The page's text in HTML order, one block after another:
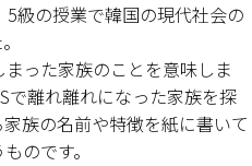
級の授業で韓国の現代社会の
った家族のことを意味しま
で離れ離れになった家族を探
族の名前や特徴を紙に書いて
のです。